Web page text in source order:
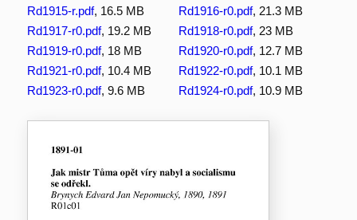
Rd1915-r.pdf, 16.5 MB Rd1916-r0.pdf, 21.3 MB
Rd1917-r0.pdf, 19.2 MB Rd1918-r0.pdf, 23 MB
Rd1919-r0.pdf, 18 MB Rd1920-r0.pdf, 12.7 MB
Rd1921-r0.pdf, 10.4 MB Rd1922-r0.pdf, 10.1 MB
Rd1923-r0.pdf, 9.6 MB Rd1924-r0.pdf, 10.9 MB